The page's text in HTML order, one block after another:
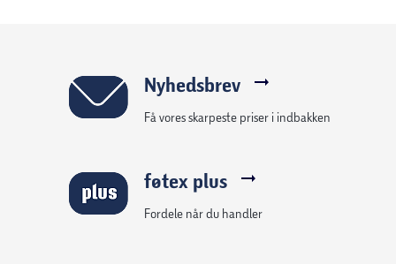
Nyhedsbrev
Få vores skarpeste priser i indbakken
føtex plus
Fordele når du handler